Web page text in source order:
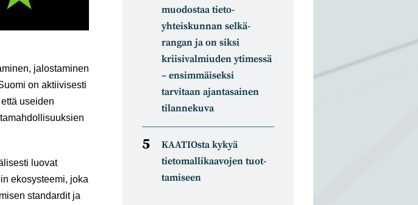
jalostaminen
on aktiivisesti
useiden
luovat
ekosysteemi, joka
standardit ja
muodostaa tieto­
yhteiskunnan selkä­
rangan ja on siksi
kriisivalmiuden ytimessä
– ensimmäiseksi
tarvitaan ajantasainen
tilannekuva
KAATIOsta kykyä
tietomal­likaa­vojen tuot­
tamiseen